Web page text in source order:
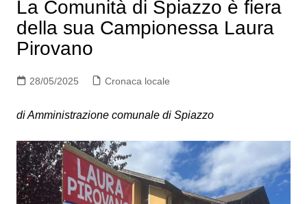
La Comunità di Spiazzo è fiera
della sua Campionessa Laura
Pirovano
28/05/2025 Cronaca locale
di Amministrazione comunale di Spiazzo